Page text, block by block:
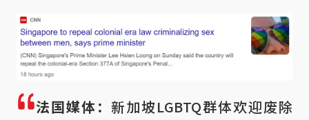
法国媒体：新加坡LGBTQ群体欢迎废除